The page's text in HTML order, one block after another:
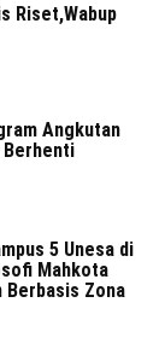
Riset,Wabup
Angkutan
Berhenti
5 Unesa di
Mahkota
Berbasis Zona